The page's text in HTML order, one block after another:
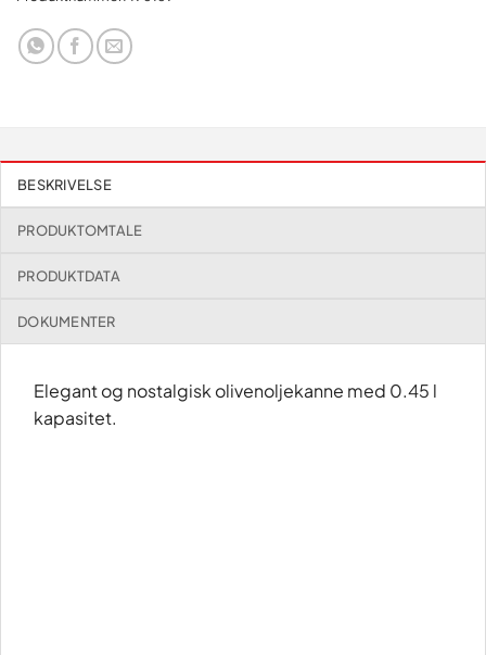
BESKRIVELSE
PRODUKTOMTALE
PRODUKTDATA
DOKUMENTER
Elegant og nostalgisk olivenoljekanne med 0.45 l
kapasitet.